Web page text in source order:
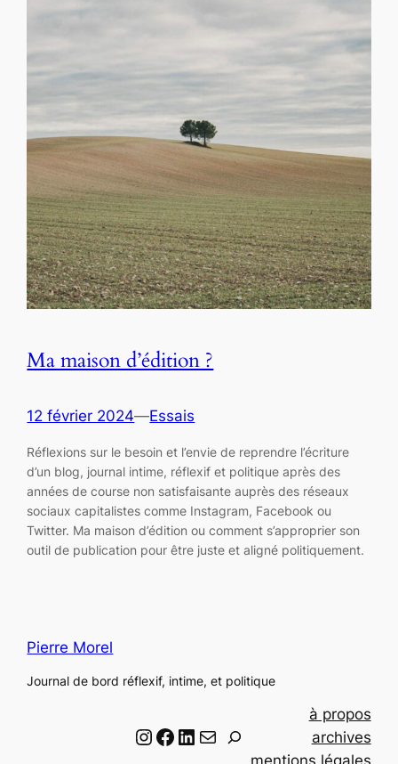
Ma maison d’édition ?
12 février 2024—Essais
Réflexions sur le besoin et l’envie de reprendre l’écriture
d’un blog, journal intime, réflexif et politique après des
années de course non satisfaisante auprès des réseaux
sociaux capitalistes comme Instagram, Facebook ou
Twitter. Ma maison d’édition ou comment s’approprier son
outil de publication pour être juste et aligné politiquement.
Pierre Morel
Journal de bord réflexif, intime, et politique
Instagram Facebook LinkedIn Email
à propos
archives